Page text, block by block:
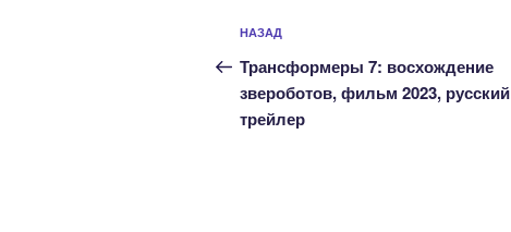
Навигация
по
записям
Предыдущая
запись:
НАЗАД
Трансформеры 7: восхождение
звероботов, фильм 2023, русский
трейлер